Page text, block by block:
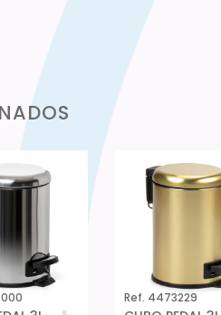
Ref. 4473229